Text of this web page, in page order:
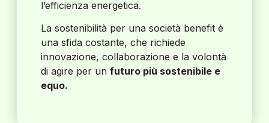
l’efficienza energetica.
La sostenibilità per una società benefit è
una sfida costante, che richiede
innovazione, collaborazione e la volontà
di agire per un futuro più sostenibile e
equo.